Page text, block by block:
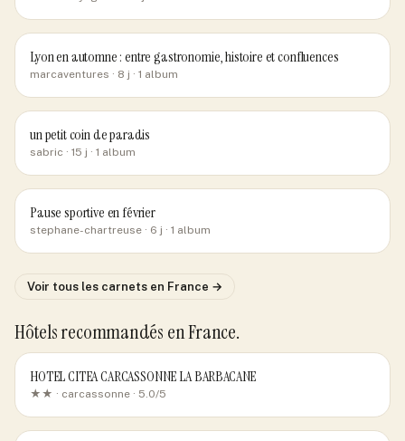
Lyon en automne : entre gastronomie, histoire et confluences
marcaventures · 8 j · 1 album
un petit coin de paradis
sabric · 15 j · 1 album
Pause sportive en février
stephane-chartreuse · 6 j · 1 album
Voir tous les carnets en France →
Hôtels recommandés en France.
HOTEL CITEA CARCASSONNE LA BARBACANE
★★ · carcassonne · 5.0/5